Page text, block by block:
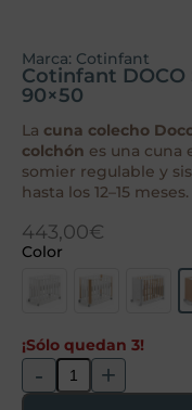
Marca: Cotinfant
Cotinfant DOCO
90×50
La cuna colecho
colchón es una cuna
somier regulable y
hasta los 12–15 meses.
443,00€
Color
¡Sólo quedan 3!
- +